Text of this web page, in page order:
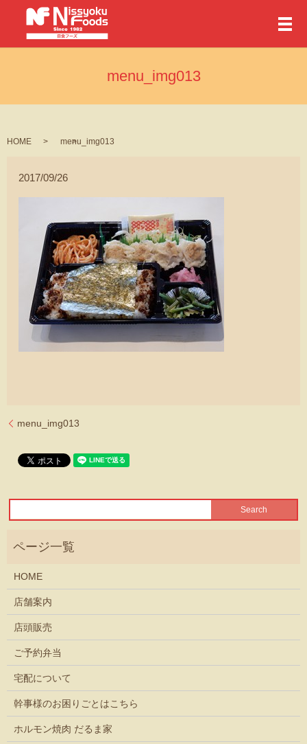
メ
menu_img013
HOME menu_img013
2017/09/26
menu_img013
HOME
店舗案内
店頭販売
ご予約弁当
宅配について
幹事様のお困りごとはこちら
ホルモン焼肉 だるま家